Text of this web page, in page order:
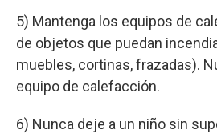
5) Mantenga los equipos de
de objetos que puedan
muebles, cortinas, frazadas).
equipo de calefacción.
6) Nunca deje a un niño sin